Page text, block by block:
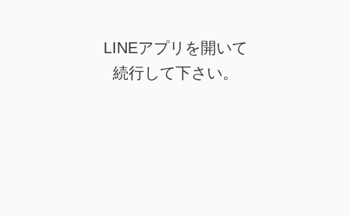
LINEアプリを開いて
続行して下さい。